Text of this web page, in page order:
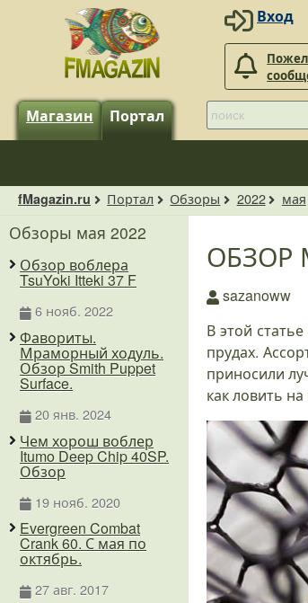
Вход
Магазин Портал
fMagazin.ru Портал Обзоры 2022 мая
ОБЗОР
sazanoww
В этой
прудах.
приносили
как ловить
Обзоры мая 2022
Обзор воблера
TsuYoki Itteki 37 F
6 нояб. 2022
Фавориты.
Мраморный ходуль.
Обзор Smith Puppet
Surface.
20 янв. 2024
Чем хорош воблер
Itumo Deep Chip 40SP.
Обзор
19 нояб. 2020
Evergreen Combat
Crank 60. С мая по
октябрь.
27 авг. 2017